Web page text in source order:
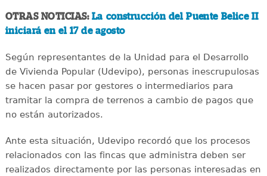
OTRAS NOTICIAS: La construcción del Puente Belice II
iniciará en el 17 de agosto
Según representantes de la Unidad para el Desarrollo
de Vivienda Popular (Udevipo), personas inescrupulosas
se hacen pasar por gestores o intermediarios para
tramitar la compra de terrenos a cambio de pagos que
no están autorizados.
Ante esta situación, Udevipo recordó que los procesos
relacionados con las fincas que administra deben ser
realizados directamente por las personas interesadas en